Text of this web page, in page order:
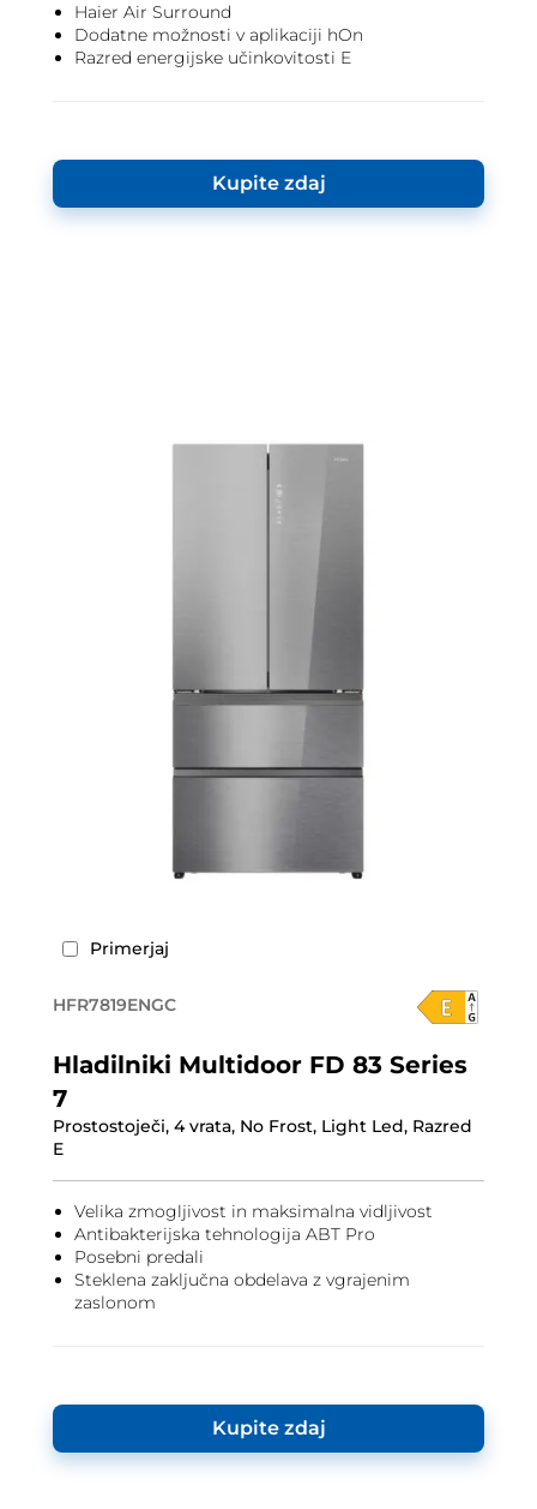
Haier Air Surround
Dodatne možnosti v aplikaciji hOn
Razred energijske učinkovitosti E
Kupite zdaj
Primerjaj
HFR7819ENGC
Hladilniki Multidoor FD 83 Series
7
Prostostoječi, 4 vrata, No Frost, Light Led, Razred
E
Velika zmogljivost in maksimalna vidljivost
Antibakterijska tehnologija ABT Pro
Posebni predali
Steklena zaključna obdelava z vgrajenim
zaslonom
Kupite zdaj